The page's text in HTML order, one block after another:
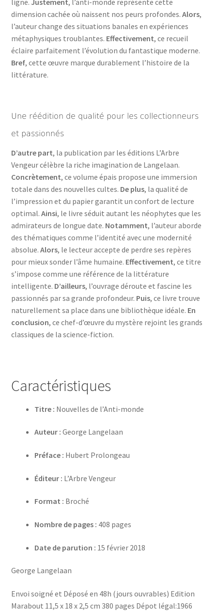
ligne. Justement, l’anti-monde représente cette
dimension cachée où naissent nos peurs profondes. Alors,
l’auteur change des situations banales en expériences
métaphysiques troublantes. Effectivement, ce recueil
éclaire parfaitement l’évolution du fantastique moderne.
Bref, cette œuvre marque durablement l’histoire de la
littérature.
Une réédition de qualité pour les collectionneurs
et passionnés
D’autre part, la publication par les éditions L’Arbre
Vengeur célèbre la riche imagination de Langelaan.
Concrètement, ce volume épais propose une immersion
totale dans des nouvelles cultes. De plus, la qualité de
l’impression et du papier garantit un confort de lecture
optimal. Ainsi, le livre séduit autant les néophytes que les
admirateurs de longue date. Notamment, l’auteur aborde
des thématiques comme l’identité avec une modernité
absolue. Alors, le lecteur accepte de perdre ses repères
pour mieux sonder l’âme humaine. Effectivement, ce titre
s’impose comme une référence de la littérature
intelligente. D’ailleurs, l’ouvrage déroute et fascine les
passionnés par sa grande profondeur. Puis, ce livre trouve
naturellement sa place dans une bibliothèque idéale. En
conclusion, ce chef-d’œuvre du mystère rejoint les grands
classiques de la science-fiction.
Caractéristiques
Titre : Nouvelles de l’Anti-monde
Auteur : George Langelaan
Préface : Hubert Prolongeau
Éditeur : L’Arbre Vengeur
Format : Broché
Nombre de pages : 408 pages
Date de parution : 15 février 2018
George Langelaan
Envoi soigné et Déposé en 48h (jours ouvrables) Edition
Marabout 11,5 x 18 x 2,5 cm 380 pages Dépot légal:1966